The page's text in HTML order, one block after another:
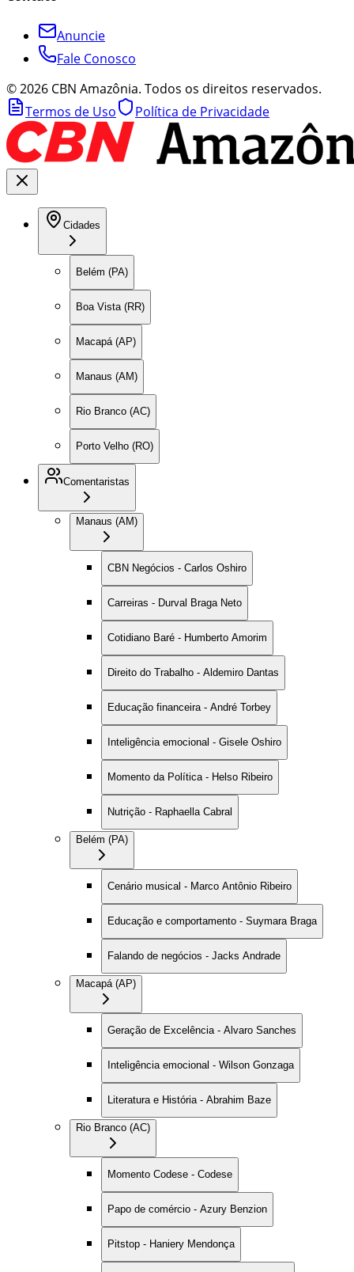
Anuncie
Fale Conosco
©2026 CBN Amazônia. Todos os direitos reservados.
Termos de Uso
Política de Privacidade
Cidades
Belém (PA)
Boa Vista (RR)
Macapá (AP)
Manaus (AM)
Rio Branco (AC)
Porto Velho (RO)
Comentaristas
Manaus (AM)
CBN Negócios - Carlos Oshiro
Carreiras - Durval Braga Neto
Cotidiano Baré - Humberto Amorim
Direito do Trabalho - Aldemiro Dantas
Educação financeira - André Torbey
Inteligência emocional - Gisele Oshiro
Momento da Política - Helso Ribeiro
Nutrição - Raphaella Cabral
Belém (PA)
Cenário musical - Marco Antônio Ribeiro
Educação e comportamento - Suymara Braga
Falando de negócios - Jacks Andrade
Macapá (AP)
Geração de Excelência - Alvaro Sanches
Inteligência emocional - Wilson Gonzaga
Literatura e História - Abrahim Baze
Rio Branco (AC)
Momento Codese - Codese
Papo de comércio - Azury Benzion
Pitstop - Haniery Mendonça